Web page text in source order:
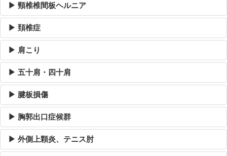
▶ 頸椎椎間板ヘルニア
▶ 頚椎症
▶ 肩こり
▶ 五十肩・四十肩
▶ 腱板損傷
▶ 胸郭出口症候群
▶ 外側上顆炎、テニス肘